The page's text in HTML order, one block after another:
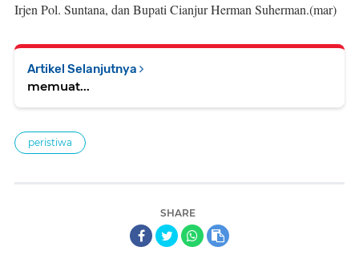
Irjen Pol. Suntana, dan Bupati Cianjur Herman Suherman.(mar)
Artikel Selanjutnya
memuat...
peristiwa
SHARE